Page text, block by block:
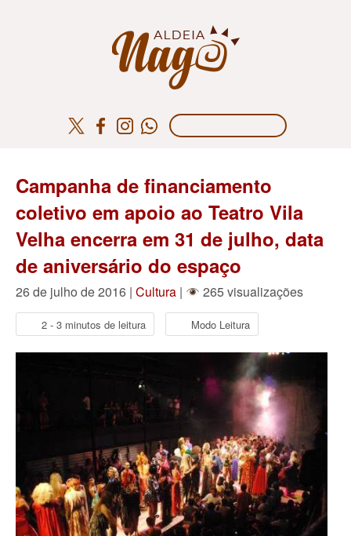
Campanha de financiamento
coletivo em apoio ao Teatro Vila
Velha encerra em 31 de julho, data
de aniversário do espaço
26 de julho de 2016 | Cultura | 265 visualizações
2 - 3 minutos de leitura Modo Leitura